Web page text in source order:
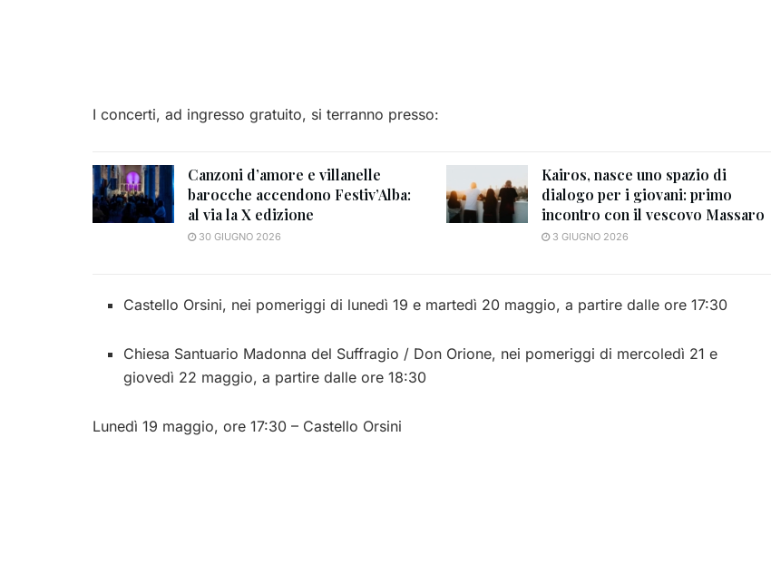
I concerti, ad ingresso gratuito, si terranno presso:
Canzoni d’amore e villanelle
barocche accendono Festiv’Alba:
al via la X edizione
30 GIUGNO 2026
Kairos, nasce uno spazio di
dialogo per i giovani: primo
incontro con il vescovo Massaro
3 GIUGNO 2026
Castello Orsini, nei pomeriggi di lunedì 19 e martedì 20 maggio, a partire dalle ore 17:30
Chiesa Santuario Madonna del Suffragio / Don Orione, nei pomeriggi di mercoledì 21 e
giovedì 22 maggio, a partire dalle ore 18:30
Lunedì 19 maggio, ore 17:30 – Castello Orsini